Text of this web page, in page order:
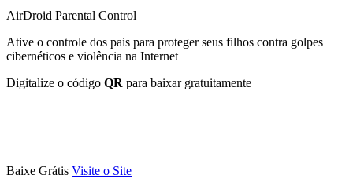
AirDroid Parental Control
Ative o controle dos pais para proteger seus filhos contra golpes
cibernéticos e violência na Internet
Digitalize o código QR para baixar gratuitamente
Baixe Grátis Visite o Site